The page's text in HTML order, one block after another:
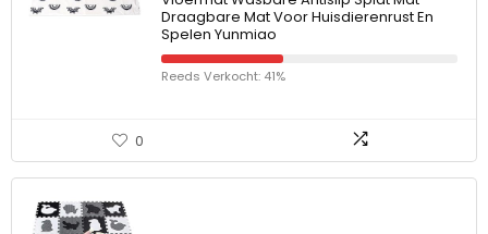
Draagbare Mat Voor Huisdierenrust En
Spelen Yunmiao
Reeds Verkocht: 41%
0